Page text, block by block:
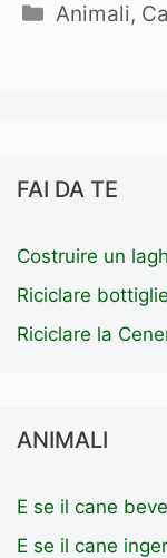
Categorie
Animali,
FAI DA TE
Costruire un
Riciclare
Riciclare la
ANIMALI
E se il cane
E se il cane